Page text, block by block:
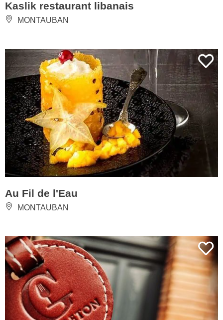
Kaslik restaurant libanais
MONTAUBAN
Au Fil de l'Eau
MONTAUBAN